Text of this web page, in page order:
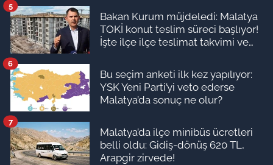
Bakan Kurum müjdeledi: Malatya
TOKİ konut teslim süreci başlıyor!
İşte ilçe ilçe teslimat takvimi ve
5
Bu seçim anketi ilk kez yapılıyor:
YSK Yeni Parti’yi veto ederse
Malatya’da sonuç ne olur?
6
Malatya’da ilçe minibüs ücretleri
belli oldu: Gidiş-dönüş 620 TL,
Arapgir zirvede!
7